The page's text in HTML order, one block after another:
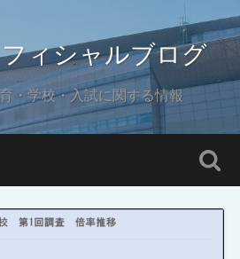
ィシャルブログ
・学校・入試に関する情報